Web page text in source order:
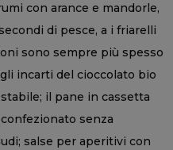
con arance e mandorle,
di pesce, a i friarelli
sono sempre più spesso
incarti del cioccolato bio
il pane in cassetta
senza
salse per aperitivi con